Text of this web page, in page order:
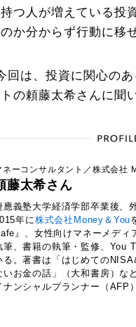
つ人が増えている投
か分からず行動に移
回は、投資に関心の
の頼藤太希さんに聞
ネーコンサルタント／株式会
藤太希さん
應義塾大学経済学部卒業後、
年に株式会社Money＆You
』、女性向けマネーメディ
筆、書籍の執筆・監修、You
る。著書は「はじめての
いお金の話」（大和書房）な
ナンシャルプランナー（AFP）